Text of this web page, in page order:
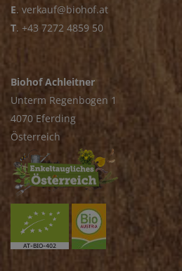
E. verkauf@biohof.at
T. +43 7272 4859 50
Biohof Achleitner
Unterm Regenbogen 1
4070 Eferding
Österreich